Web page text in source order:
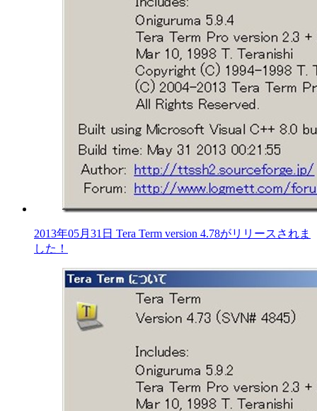
2013年05月31日 Tera Term version 4.78がリリースされま
した！